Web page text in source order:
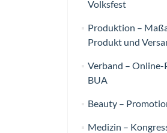
Volksfest
Produktion –
Produkt und
Verband –
BUA
Beauty –
Medizin –